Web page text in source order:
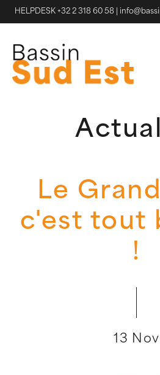
HELPDESK +32 2 318 60 58
Le
c'est tout
!
13 Nov